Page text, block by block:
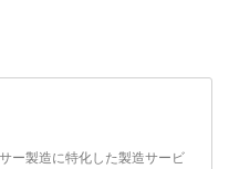
ー製造に特化した製造サービ